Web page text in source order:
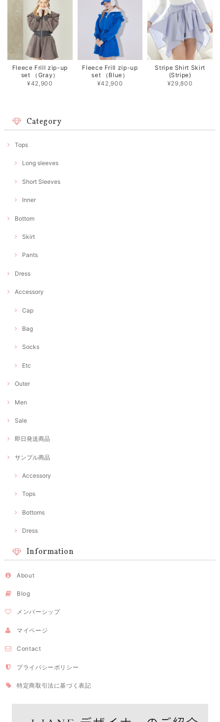
Fleece Frill zip-up
set （Gray）
¥42,900
Fleece Frill zip-up
set （Blue）
¥42,900
Stripe Shirt Skirt
(Stripe)
¥29,800
Category
Tops
Long sleeves
Short Sleeves
Inner
Bottom
Skirt
Pants
Dress
Accessory
Cap
Bag
Socks
Etc
Outer
Men
Sale
即日発送商品
サンプル商品
Accessory
Tops
Bottoms
Dress
Information
About
Blog
メンバーシップ
マイページ
Contact
プライバシーポリシー
特定商取引法に基づく表記